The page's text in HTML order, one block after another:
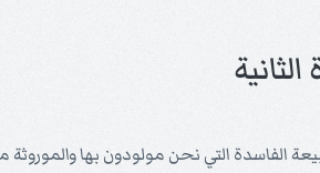
الثانية
الفاسدة التي نحن مولودون بها والموروثة